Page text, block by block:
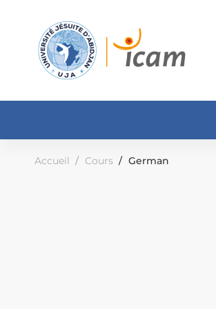
Accueil Cours German